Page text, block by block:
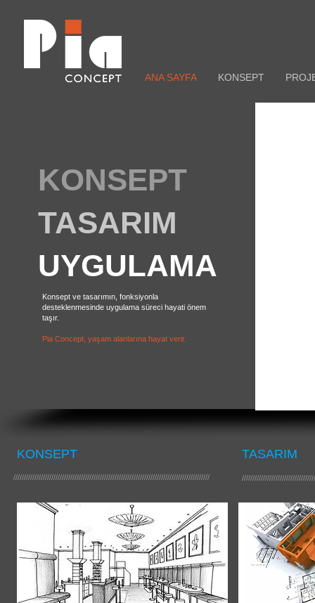
ANA SAYFA KONSEPT
KONSEPT
TASARIM
UYGULAMA
Konsept ve tasarımın, fonksiyonla
desteklenmesinde uygulama süreci hayati önem
taşır.
Pia Concept, yaşam alanlarına hayat verir.
KONSEPT
/////////////////////////////////////////////////////////////////////////////////////////////
TASARIM